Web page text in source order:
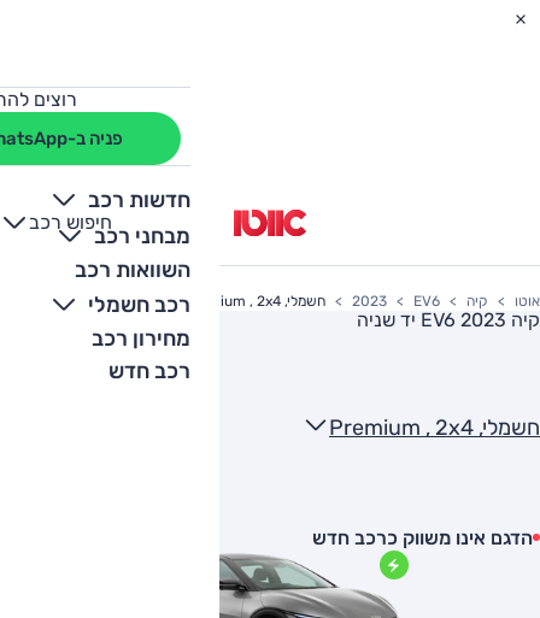
רוצים
פניה ב-WhatsApp
חדשות רכב
מבחני רכב
השוואות רכב
רכב חשמלי
מחירון רכב
רכב חדש
חיפוש רכב
+
-
אוטו קיה EV6
2023 חשמלי, Premium , 2x4
קיה EV6 2023 יד שניה
חשמלי, Premium , 2x4
הדגם אינו משווק כרכב חדש